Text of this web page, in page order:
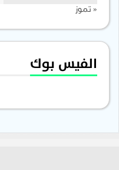
« تموز
الفيس بوك